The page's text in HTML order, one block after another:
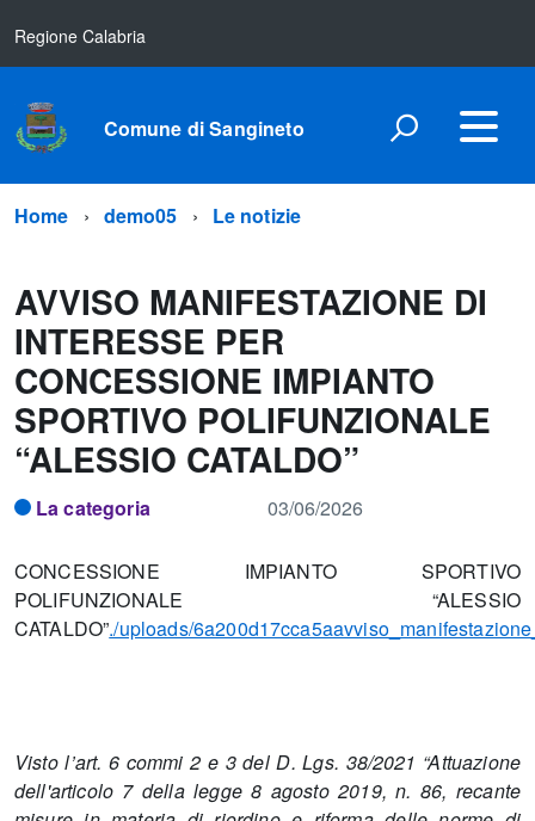
Regione Calabria
Comune di Sangineto
Home demo05 Le notizie
AVVISO MANIFESTAZIONE DI
INTERESSE PER
CONCESSIONE IMPIANTO
SPORTIVO POLIFUNZIONALE
“ALESSIO CATALDO”
La categoria 03/06/2026
CONCESSIONE IMPIANTO SPORTIVO
POLIFUNZIONALE “ALESSIO
CATALDO”./uploads/
Visto l’art. 6 commi 2 e 3 del D. Lgs. 38/2021 “Attuazione
dell'articolo 7 della legge 8 agosto 2019, n. 86, recante